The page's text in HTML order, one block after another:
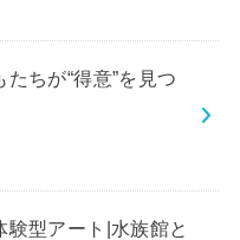
ちが“得意”を見つ
型アート|水族館と